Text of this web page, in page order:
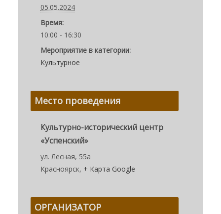
05.05.2024
Время:
10:00 - 16:30
Мероприятие в категории:
Культурное
Место проведения
Культурно-исторический центр
«Успенский»
ул. Лесная, 55а
Красноярск, + Карта Google
ОРГАНИЗАТОР